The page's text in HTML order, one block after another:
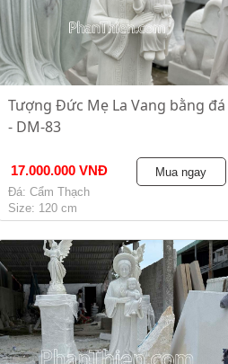
Tượng Đức Mẹ La Vang bằng đá
- DM-83
17.000.000 VNĐ
Đá: Cẩm Thạch
Size: 120 cm
Mua ngay